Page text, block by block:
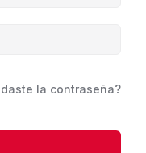
la contraseña?